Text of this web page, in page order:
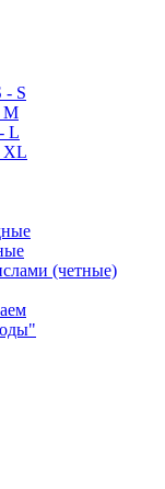
- S
M
L
XL
(четные)